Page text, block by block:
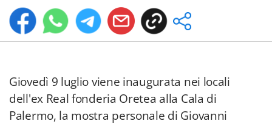
Giovedì 9 luglio viene inaugurata nei locali
dell'ex Real fonderia Oretea alla Cala di
Palermo, la mostra personale di Giovanni